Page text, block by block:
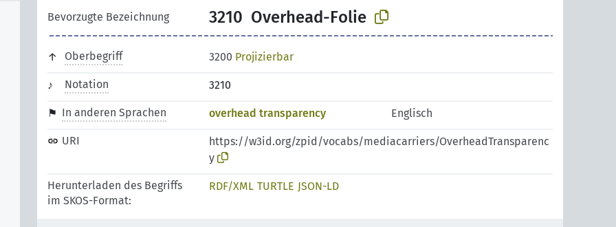
Bevorzugte Bezeichnung
3210 Overhead-Folie
Oberbegriff 3200 Projizierbar
Notation 3210
In anderen Sprachen overhead transparency Englisch
URI
https://w3id.org/zpid/vocabs/mediacarriers/OverheadTransparenc
y
Herunterladen des Begriffs
im SKOS-Format:
RDF/XML TURTLE JSON-LD